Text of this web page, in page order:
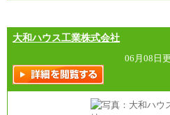
県、福島県、山形県
・月給には一律地域
（一律地域手当：
※3…28,000円、
・試用期間中も給与変
●基幹職（地域限定社
・大学・院卒／月給
大和ハウス工業株式会社
06月08日